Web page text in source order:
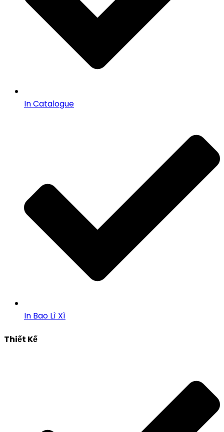
In Catalogue
In Bao Lì Xì
Thiết Kế